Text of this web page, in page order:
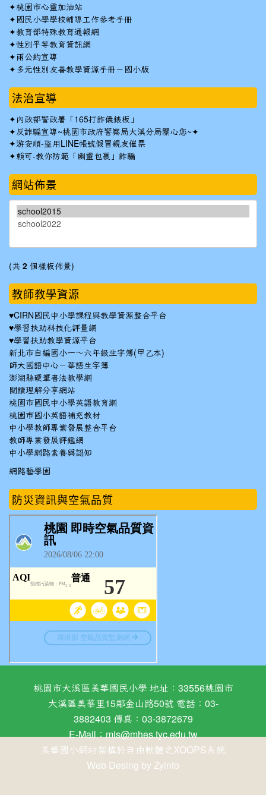
✦桃園市心靈加油站
✦ 國民小學學校輔導工作參考手冊
✦教育部特殊教育通報網
✦性別平等教育資訊網
✦兩公約宣導
✦ 多元性別友善教學資源手冊－國小版
法治宣導
✦ 內政部警政署「165打詐儀錶板」
✦反詐騙宣導~桃園市政府警察局大溪分局關心您~✦
✦游安順-盜用LINE帳號假冒親友催票
✦賴可-教你防範「幽靈包裹」詐騙
網站佈景
(共 2 個樣板佈景)
教師教學資源
♥CIRN國民中小學課程與教學資源整合平台
♥學習扶助科技化評量網
♥學習扶助教學資源平台
新北市自編國小一～六年級生字簿(甲乙本)
師大國語中心－華語生字簿
澎湖縣硬筆書法教學網
閱讀理解分享網站
桃園市國民中小學英語教育網
桃園市國小英語補充教材
中小學教師專業發展整合平台
教師專業發展評鑑網
中小學網路素養與認知
網路藝學園
防災資訊與空氣品質
桃園市大溪區美華國民小學 地址：33556桃園市
大溪區美華里15鄰金山路50號 電話：03-
3882403 傳真：03-3872679
E-Mail：mis@mhes.tyc.edu.tw
美華國小網站架構於自由軟體之XOOPS系統
Web Desing by Zyinfo